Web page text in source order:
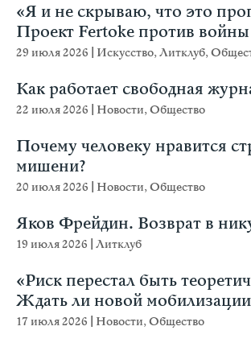
«Я и не скрываю, что это
Проект Fertoke против войны
29 июля 2026 Искусство,Литклуб,
Как работает свободная
22 июля 2026 Новости,Общество
Почему человеку нравится
мишени?
20 июля 2026 Новости,Общество
Яков Фрейдин. Возврат в
19 июля 2026 Литклуб
«Риск перестал быть
Ждать ли новой мобилизации
17 июля 2026 Новости,Общество